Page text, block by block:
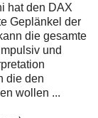
hat den DAX
Geplänkel der
die gesamte
und
die den
wollen ...